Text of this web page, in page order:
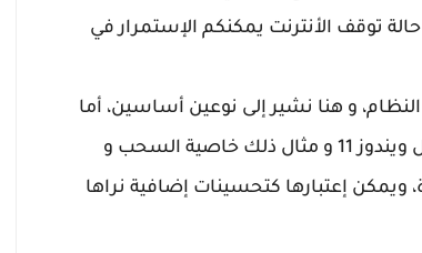
توقف الأنترنت يمكنكم الإستمرار في
و هنا نشير إلى نوعين أساسين، أما
الأول فهو أشياء كانت في ويندوز 10 و إفتقدها المستخدمون داخل ويندوز 11 و مثال ذلك خاصية السحب و
ويمكن إعتبارها كتحسينات إضافية نراها